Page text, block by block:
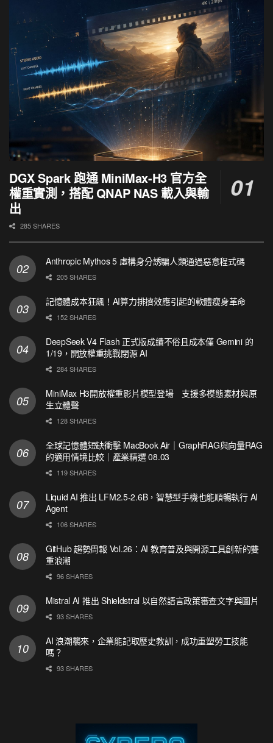
DGX Spark 跑通 MiniMax-H3 官方全
權重實測，搭配 QNAP NAS 載入與輸
出
285 SHARES
Anthropic Mythos 5 虛構身分誘騙人類通過惡意程式碼
205 SHARES
記憶體成本狂飆！AI算力排擠效應引起的軟體瘦身革命
152 SHARES
DeepSeek V4 Flash 正式版成績不俗且成本僅 Gemini 的
1/19，開放權重挑戰閉源 AI
284 SHARES
MiniMax H3開放權重影片模型登場 支援多模態素材與原
生立體聲
128 SHARES
全球記憶體短缺衝擊 MacBook Air｜GraphRAG與向量RAG
的適用情境比較｜產業精選 08.03
119 SHARES
Liquid AI 推出 LFM2.5-2.6B，智慧型手機也能順暢執行 AI
Agent
106 SHARES
GitHub 趨勢周報 Vol.26：AI 教育普及與開源工具創新的雙
重浪潮
96 SHARES
Mistral AI 推出 Shieldstral 以自然語言政策審查文字與圖片
93 SHARES
AI 浪潮襲來，企業能記取歷史教訓，成功重塑勞工技能
嗎？
93 SHARES